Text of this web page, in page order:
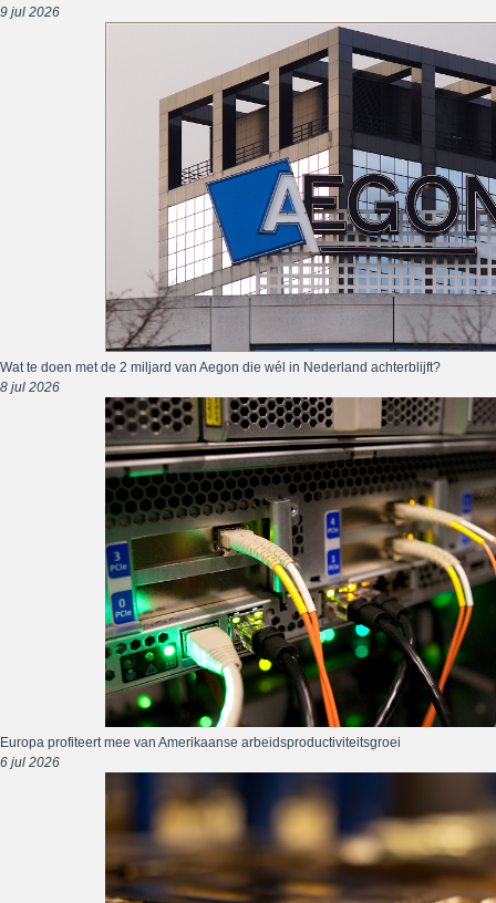
9 jul 2026
Wat te doen met de 2 miljard van Aegon die wél in Nederland achterblijft?
8 jul 2026
Europa profiteert mee van Amerikaanse arbeidsproductiviteitsgroei
6 jul 2026